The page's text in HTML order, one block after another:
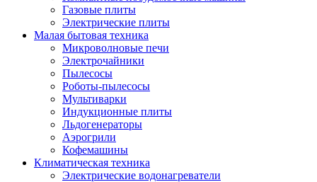
Газовые плиты
Электрические плиты
Малая бытовая техника
Микроволновые печи
Электрочайники
Пылесосы
Роботы-пылесосы
Мультиварки
Индукционные плиты
Льдогенераторы
Аэрогрили
Кофемашины
Климатическая техника
Электрические водонагреватели